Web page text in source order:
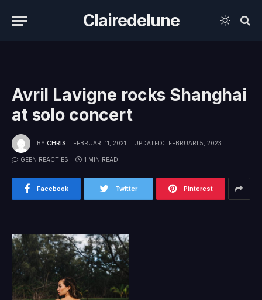
Clairedelune
Avril Lavigne rocks Shanghai
at solo concert
BY CHRIS FEBRUARI 11, 2021 UPDATED: FEBRUARI 5, 2023
GEEN REACTIES 1 MIN READ
Facebook Twitter Pinterest